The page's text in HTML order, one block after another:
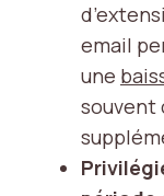
email
une
souvent